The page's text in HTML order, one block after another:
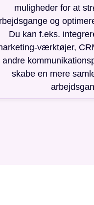
muligheder for at
og
Du kan f.eks.
værktøjer,
andre
skabe en mere